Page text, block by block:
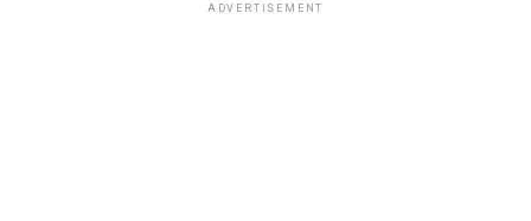
ADVERTISEMENT